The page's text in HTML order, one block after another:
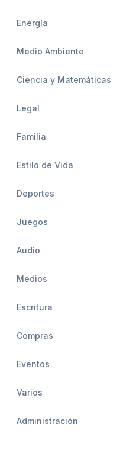
Energía
Medio Ambiente
Ciencia y Matemáticas
Legal
Familia
Estilo de Vida
Deportes
Juegos
Audio
Medios
Escritura
Compras
Eventos
Varios
Administración